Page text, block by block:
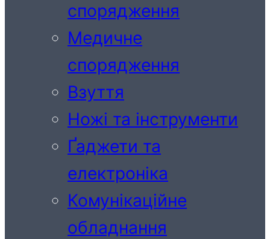
спорядження
Медичне
спорядження
Взуття
Ножі та інструменти
Ґаджети та
електроніка
Комунікаційне
обладнання